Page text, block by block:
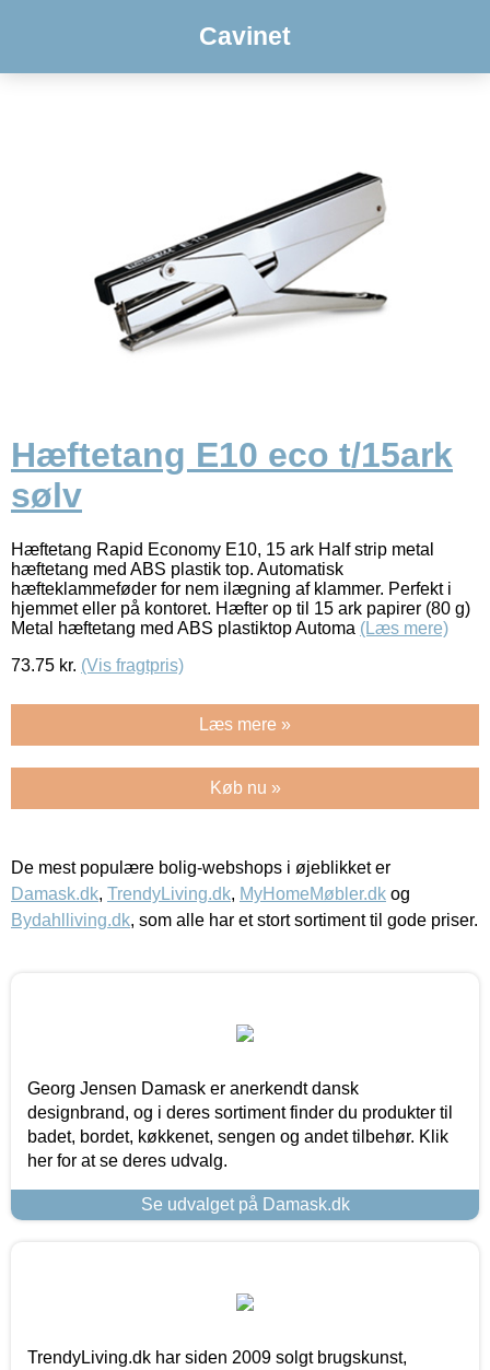
Cavinet
Hæftetang E10 eco t/15ark
sølv
Hæftetang Rapid Economy E10, 15 ark Half strip metal
hæftetang med ABS plastik top. Automatisk
hæfteklammeføder for nem ilægning af klammer. Perfekt i
hjemmet eller på kontoret. Hæfter op til 15 ark papirer (80 g)
Metal hæftetang med ABS plastiktop Automa (Læs mere)
73.75 kr. (Vis fragtpris)
Læs mere »
Køb nu »
De mest populære bolig-webshops i øjeblikket er
Damask.dk, TrendyLiving.dk, MyHomeMøbler.dk og
Bydahlliving.dk, som alle har et stort sortiment til gode priser.
Georg Jensen Damask er anerkendt dansk
designbrand, og i deres sortiment finder du produkter til
badet, bordet, køkkenet, sengen og andet tilbehør. Klik
her for at se deres udvalg.
Se udvalget på Damask.dk
TrendyLiving.dk har siden 2009 solgt brugskunst,